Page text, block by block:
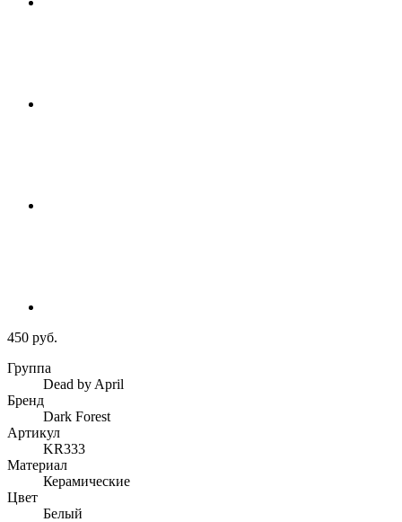
450 руб.
Группа
Dead by April
Бренд
Dark Forest
Артикул
KR333
Материал
Керамические
Цвет
Белый